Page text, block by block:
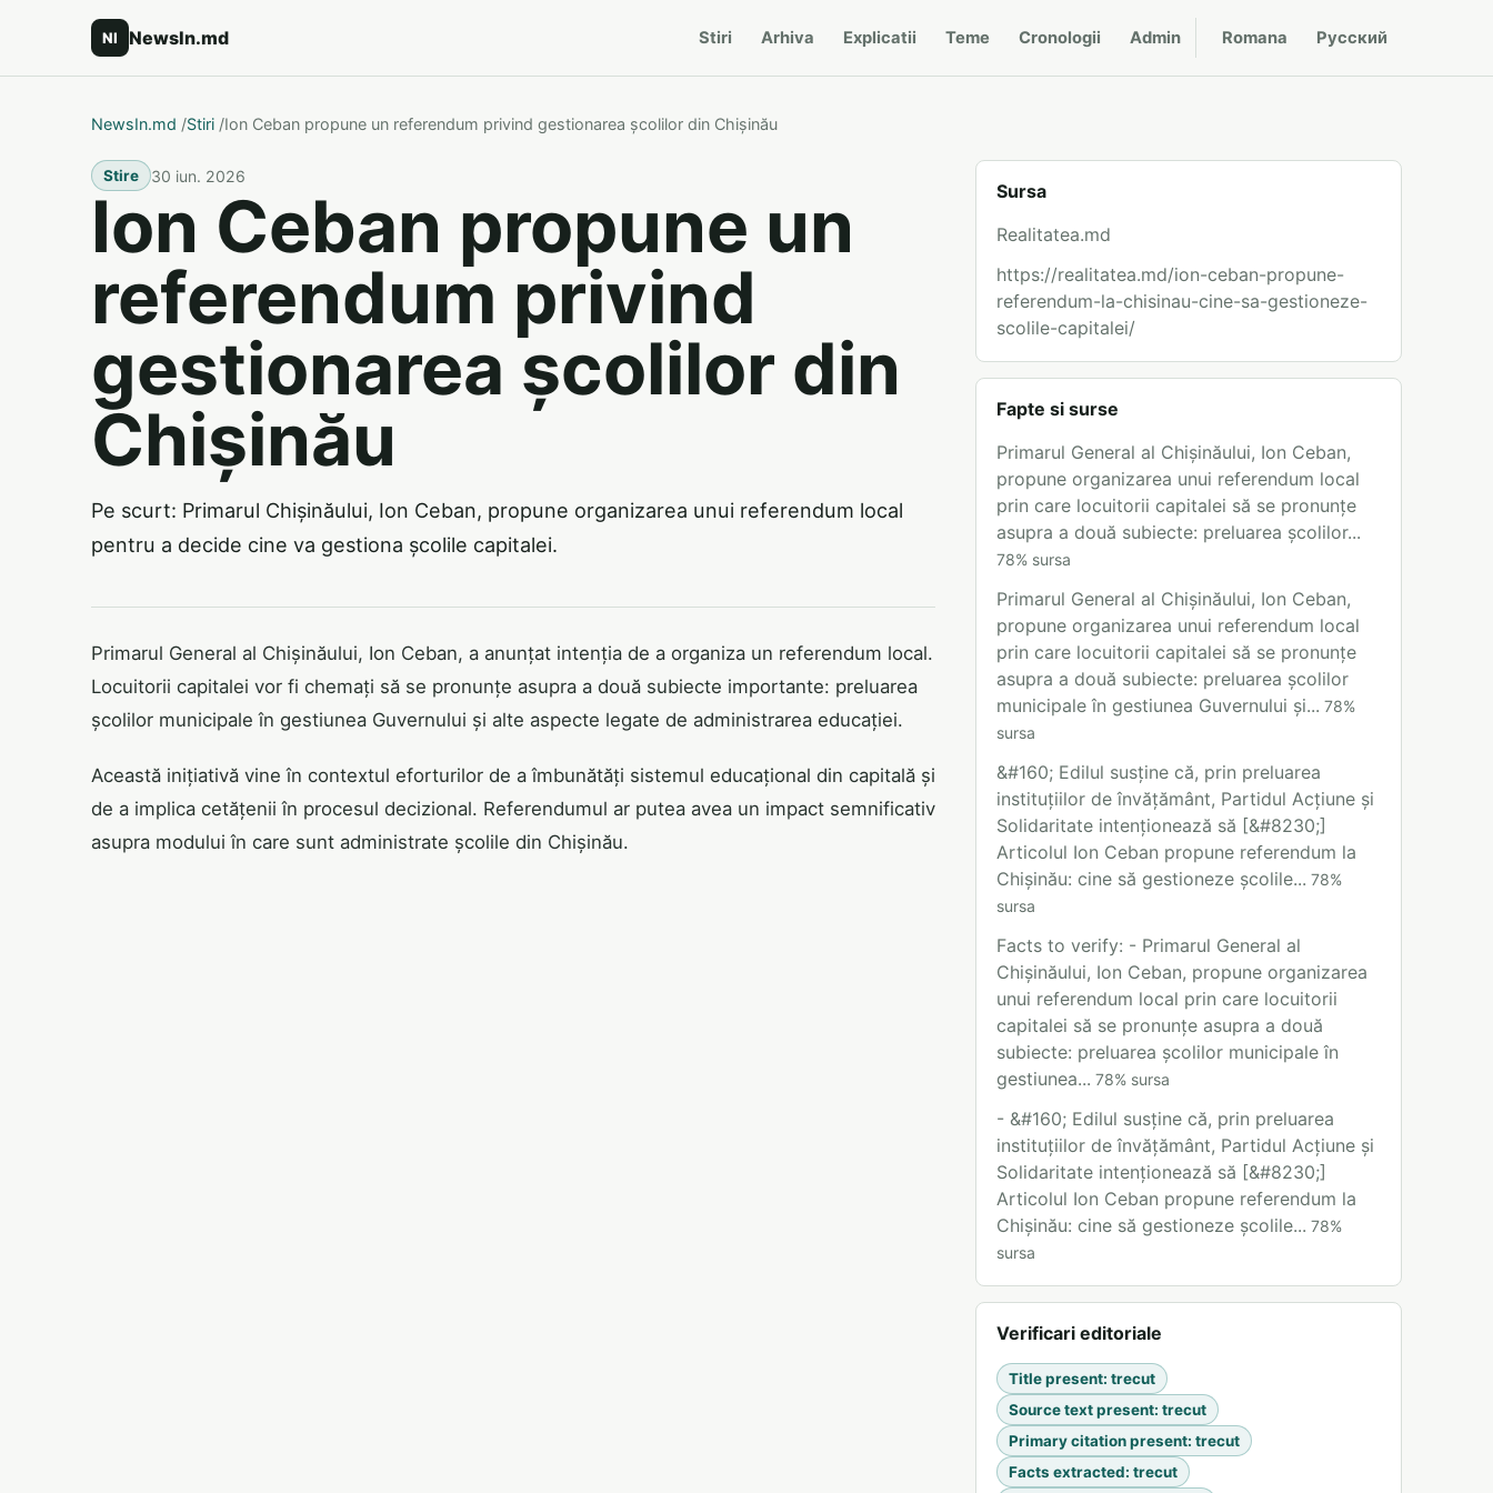
NI NewsIn.md Stiri Arhiva Explicatii Teme Cronologii Admin Romana Русский
NewsIn.md /Stiri /Ion Ceban propune un referendum privind gestionarea școlilor din Chișinău
Stire 30 iun. 2026
Ion Ceban propune un
referendum privind
gestionarea școlilor din
Chișinău
Pe scurt: Primarul Chișinăului, Ion Ceban, propune organizarea unui referendum local
pentru a decide cine va gestiona școlile capitalei.
Primarul General al Chișinăului, Ion Ceban, a anunțat intenția de a organiza un referendum local.
Locuitorii capitalei vor fi chemați să se pronunțe asupra a două subiecte importante: preluarea
școlilor municipale în gestiunea Guvernului și alte aspecte legate de administrarea educației.
Această inițiativă vine în contextul eforturilor de a îmbunătăți sistemul educațional din capitală și
de a implica cetățenii în procesul decizional. Referendumul ar putea avea un impact semnificativ
asupra modului în care sunt administrate școlile din Chișinău.
Sursa
Realitatea.md
https://realitatea.md/ion-ceban-propune-
referendum-la-chisinau-cine-sa-gestioneze-
scolile-capitalei/
Fapte si surse
Primarul General al Chișinăului, Ion Ceban,
propune organizarea unui referendum local
prin care locuitorii capitalei să se pronunțe
asupra a două subiecte: preluarea școlilor...
78% sursa
Primarul General al Chișinăului, Ion Ceban,
propune organizarea unui referendum local
prin care locuitorii capitalei să se pronunțe
asupra a două subiecte: preluarea școlilor
municipale în gestiunea Guvernului și... 78%
sursa
&#160; Edilul susține că, prin preluarea
instituțiilor de învățământ, Partidul Acțiune și
Solidaritate intenționează să [&#8230;]
Articolul Ion Ceban propune referendum la
Chișinău: cine să gestioneze școlile... 78%
sursa
Facts to verify: - Primarul General al
Chișinăului, Ion Ceban, propune organizarea
unui referendum local prin care locuitorii
capitalei să se pronunțe asupra a două
subiecte: preluarea școlilor municipale în
gestiunea... 78% sursa
- &#160; Edilul susține că, prin preluarea
instituțiilor de învățământ, Partidul Acțiune și
Solidaritate intenționează să [&#8230;]
Articolul Ion Ceban propune referendum la
Chișinău: cine să gestioneze școlile... 78%
sursa
Verificari editoriale
Title present: trecut
Source text present: trecut
Primary citation present: trecut
Facts extracted: trecut